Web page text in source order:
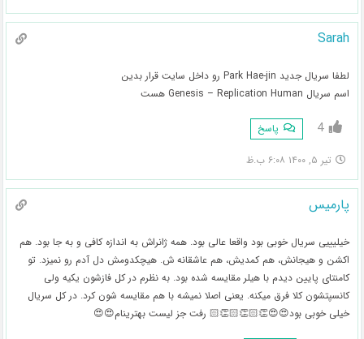
Sarah
لطفا سریال جدید Park Hae-jin رو داخل سایت قرار بدین
اسم سریال Genesis – Replication Human هست
4 پاسخ
تیر ۵, ۱۴۰۰ ۶:۰۸ ب.ظ
پارمیس
خیلیییی سریال خوبی بود واقعا عالی بود. همه ژانراش به اندازه کافی و به جا بود. هم
اکشن و هیجانش، هم کمدیش، هم عاشقانه ش. هیچکدومش دل آدم رو نمیزد. تو
کامنتای پایین دیدم با هیلر مقایسه شده بود‌. به نظرم در کل فازشون یکیه ولی
کانسپتشون کلا فرق میکنه. یعنی اصلا نمیشه با هم مقایسه شون کرد. در کل سریال
خیلی خوبی بود😍😍👏🏻👏🏻👏🏻 رفت جز لیست بهترینام😍😍